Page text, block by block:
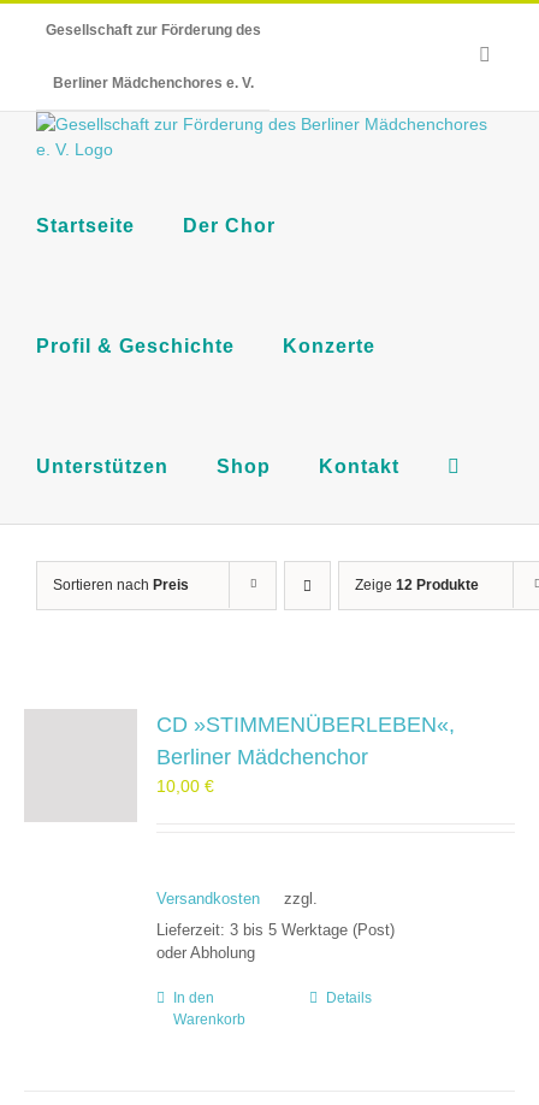
Gesellschaft zur Förderung des
Berliner Mädchenchores e. V.
Startseite Der Chor
Profil & Geschichte Konzerte
Unterstützen Shop Kontakt
Sortieren nach Preis Zeige 12 Produkte
CD »STIMMENÜBERLEBEN«,
Berliner Mädchenchor
10,00€
zzgl.
Versandkosten
Lieferzeit:3 bis 5 Werktage (Post)
oder Abholung
In den
Warenkorb
Details